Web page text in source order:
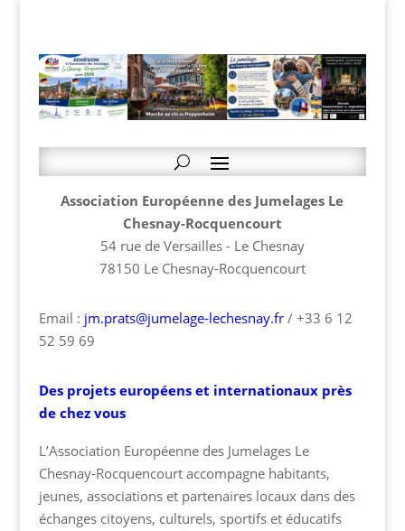
Association Européenne des Jumelages Le
Chesnay-Rocquencourt
54 rue de Versailles - Le Chesnay
78150 Le Chesnay-Rocquencourt
Email : jm.prats@jumelage-lechesnay.fr/ +33 6 12
52 59 69
Des projets européens et internationaux près
de chez vous
L’Association Européenne des Jumelages Le
Chesnay-Rocquencourt accompagne habitants,
jeunes, associations et partenaires locaux dans des
échanges citoyens, culturels, sportifs et éducatifs